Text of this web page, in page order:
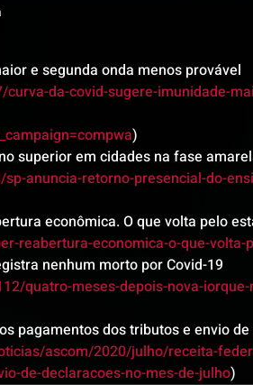
e segunda onda menos provável
da-covid-sugere-imunidade-
)
superior em cidades na fase
anuncia-retorno-presencial-do-
econômica. O que volta pelo
reabertura-economica-o-que-volta-
nenhum morto por Covid-19
quatro-meses-depois-nova-
pagamentos dos tributos e envio
ascom/2020/julho/receita-
de-declaracoes-no-mes-de-julho)